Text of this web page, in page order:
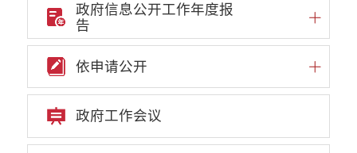
政府信息公开工作年度报
告
依申请公开
政府工作会议